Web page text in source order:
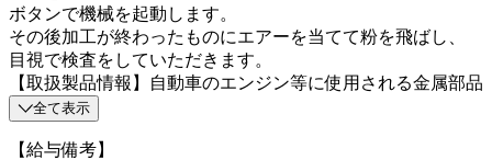
ボタンで機械を起動します。
その後加工が終わったものにエアーを当てて粉を飛ばし、
目視で検査をしていただきます。
【取扱製品情報】自動車のエンジン等に使用される金属部品
全て表示
【給与備考】